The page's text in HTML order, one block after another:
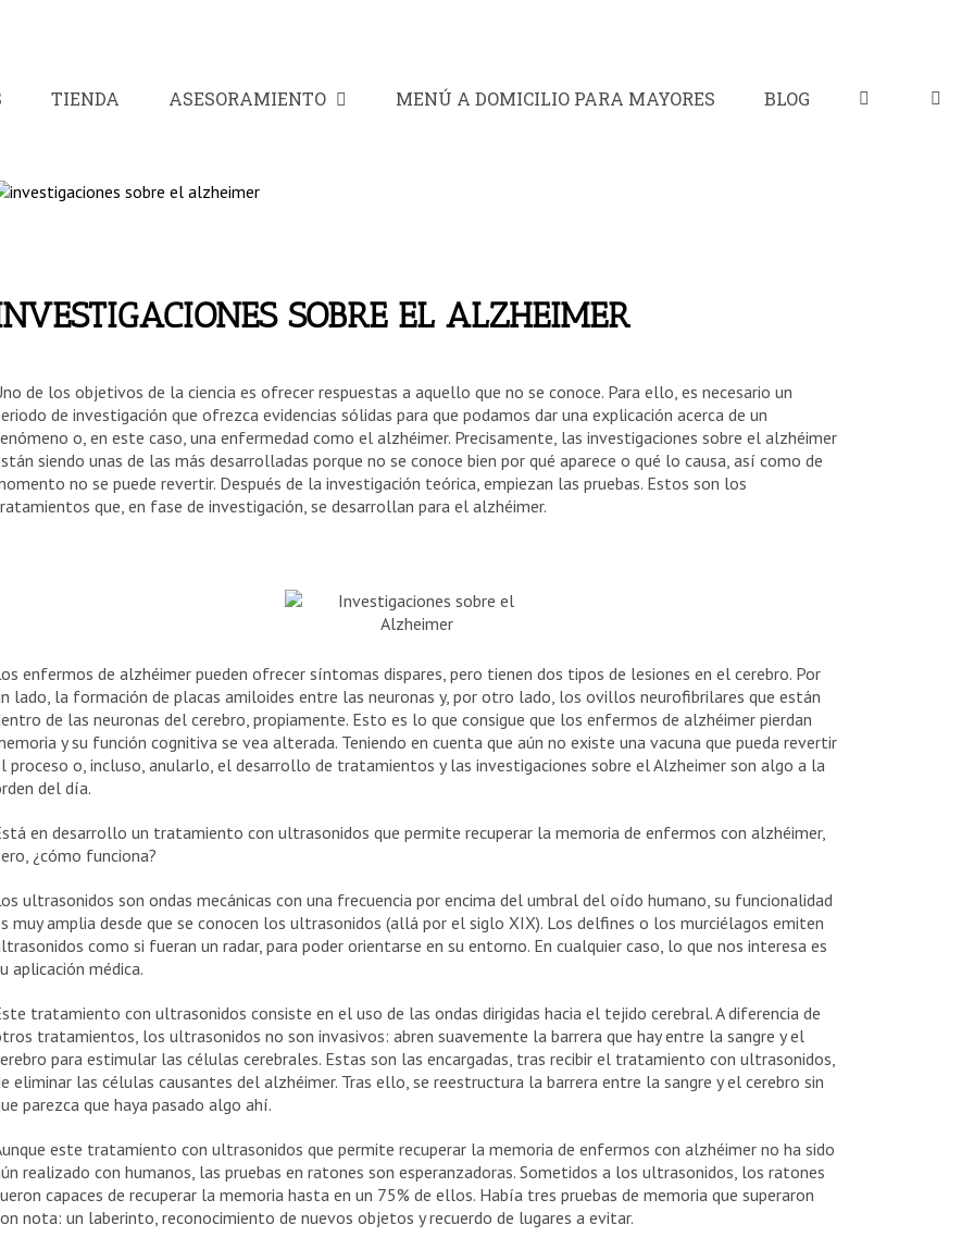
TIENDA ASESORAMIENTO MENÚ A DOMICILIO PARA MAYORES BLOG
SOBRE EL ALZHEIMER
de los objetivos de la ciencia es ofrecer respuestas a aquello que no se conoce. Para ello, es necesario un
de investigación que ofrezca evidencias sólidas para que podamos dar una explicación acerca de un
o, en este caso, una enfermedad como el alzhéimer. Precisamente, las investigaciones sobre el alzhéimer
siendo unas de las más desarrolladas porque no se conoce bien por qué aparece o qué lo causa, así como de
no se puede revertir. Después de la investigación teórica, empiezan las pruebas. Estos son los
que, en fase de investigación, se desarrollan para el alzhéimer.
enfermos de alzhéimer pueden ofrecer síntomas dispares, pero tienen dos tipos de lesiones en el cerebro. Por
lado, la formación de placas amiloides entre las neuronas y, por otro lado, los ovillos neurofibrilares que están
de las neuronas del cerebro, propiamente. Esto es lo que consigue que los enfermos de alzhéimer pierdan
y su función cognitiva se vea alterada. Teniendo en cuenta que aún no existe una vacuna que pueda revertir
proceso o, incluso, anularlo, el desarrollo de tratamientos y las investigaciones sobre el Alzheimer son algo a la
del día.
en desarrollo un tratamiento con ultrasonidos que permite recuperar la memoria de enfermos con alzhéimer,
¿cómo funciona?
ultrasonidos son ondas mecánicas con una frecuencia por encima del umbral del oído humano, su funcionalidad
muy amplia desde que se conocen los ultrasonidos (allá por el siglo XIX). Los delfines o los murciélagos emiten
como si fueran un radar, para poder orientarse en su entorno. En cualquier caso, lo que nos interesa es
aplicación médica.
tratamiento con ultrasonidos consiste en el uso de las ondas dirigidas hacia el tejido cerebral. A diferencia de
tratamientos, los ultrasonidos no son invasivos: abren suavemente la barrera que hay entre la sangre y el
para estimular las células cerebrales. Estas son las encargadas, tras recibir el tratamiento con ultrasonidos,
eliminar las células causantes del alzhéimer. Tras ello, se reestructura la barrera entre la sangre y el cerebro sin
parezca que haya pasado algo ahí.
este tratamiento con ultrasonidos que permite recuperar la memoria de enfermos con alzhéimer no ha sido
realizado con humanos, las pruebas en ratones son esperanzadoras. Sometidos a los ultrasonidos, los ratones
capaces de recuperar la memoria hasta en un 75% de ellos. Había tres pruebas de memoria que superaron
nota: un laberinto, reconocimiento de nuevos objetos y recuerdo de lugares a evitar.